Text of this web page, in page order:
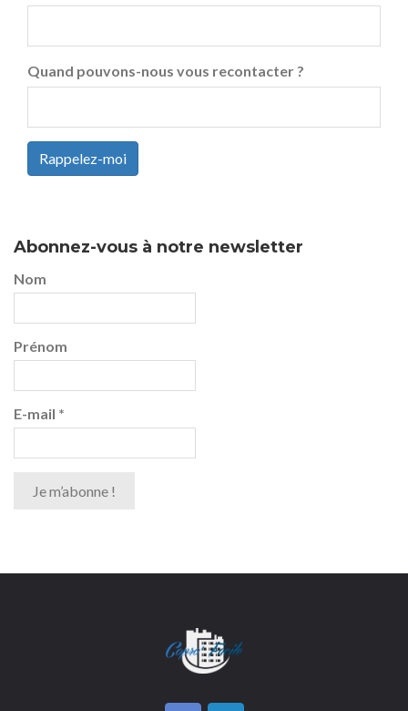
Quand pouvons-nous vous recontacter ?
Rappelez-moi
Abonnez-vous à notre newsletter
Nom
Prénom
E-mail *